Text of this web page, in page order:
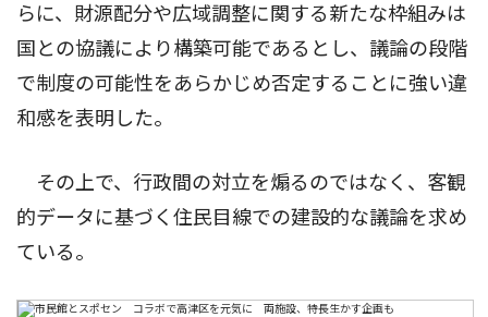
らに、財源配分や広域調整に関する新たな枠組みは
国との協議により構築可能であるとし、議論の段階
で制度の可能性をあらかじめ否定することに強い違
和感を表明した。
その上で、行政間の対立を煽るのではなく、客観
的データに基づく住民目線での建設的な議論を求め
ている。